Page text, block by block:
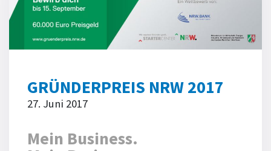
GRÜNDERPREIS NRW 2017
27. Juni 2017
Mein Business.